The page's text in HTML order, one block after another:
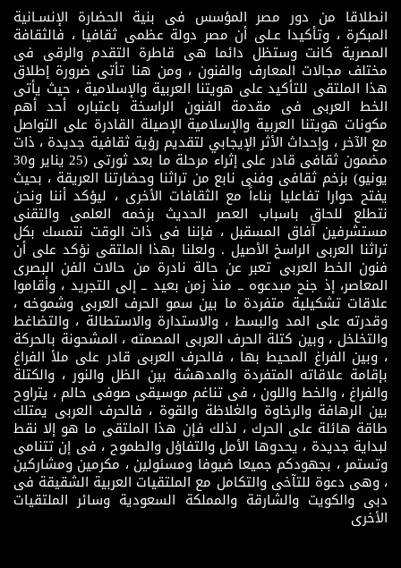
انطلاقا من دور مصر المؤسس فى بنية الحضارة الإنسـانية
المبكرة ، وتأكيدا عـلى أن مصر دولة عظمى ثقافيا ، فالثقافة
المصرية كانت وستظل دائما هى قاطرة التقدم والرقى فى
مختلف مجالات المعارف والفنون ، ومن هنا تأتى ضرورة إطلاق
هذا الملتقى للتأكيد على هويتنا العربية والإسلامية ، حيث يأتى
الخط العربى فى مقدمة الفنون الراسخة باعتباره أحد أهم
مكونات هويتنا العربية والإسلامية الإصيلة القادرة على التواصل
مع الآخر ، وإحداث الأثر الإيجابي لتقديم رؤية ثقافية جديدة ، ذات
مضمون ثقافى قادر على إثراء مرحلة ما بعد ثورتى (25 يناير و30
يونيو) بزخم ثقافى وفنى نابع من تراثنا وحضارتنا العريقة ، بحيث
يفتح حوارا تفاعليا بناءاً مع الثقافات الأخرى ، ليؤكد أننا ونحن
نتطلع للحاق باسباب العصر الحديث بزخمه العلمى والتقنى
مستشرفين آفاق المسقبل ، فإننا فى ذات الوقت نتمسك بكل
تراثنا العربى الراسخ الأصيل . ولعلنا بهذا الملتقى نؤكد على أن
فنون الخط العربى تعبر عن حالة نادرة من حالات الفن البصرى
المعاصر، إذ جنح مبدعوه ــ منذ زمن بعيد ــ إلى التجريد ، وأقاموا
علاقات تشكيلية متفردة ما بين سمو الحرف العربى وشموخه ،
وقدرته على المد والبسط ، والاستدارة والاستطالة ، والتضاغط
والتخلخل ، وبين كتلة الحرف العربى المصمته ، المشحونة بالحركة
، وبين الفراغ المحيط بها ، فالحرف العربى قادر على ملأ الفراغ
بإقامة علاقاته المتفردة والمدهشة بين الظل والنور ، والكتلة
والفراغ ، والخط واللون ، فى تناغم موسيقى صوفى حالم ، يتراوح
بين الرهافة والرخاوة والغلاظة والقوة ، فالحرف العربى يمتلك
طاقة هائلة على الحرك ، لذلك فإن هذا الملتقى ما هو إلا نقط
لبداية جديدة ، يحدوها الأمل والتفاؤل والطموح ، فى إن تتنامى
وتستمر ، بجهودكم جميعا ضيوفا ومسئولين ، مكرمين ومشاركين
، وهى دعوة للتآخى والتكامل مع الملتقيات العربية الشقيقة فى
دبى والكويت والشارقة والمملكة السعودية وسائر الملتقيات
الأخرى